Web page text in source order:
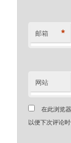
邮箱 *
网站
在此浏览
以便下次评论时